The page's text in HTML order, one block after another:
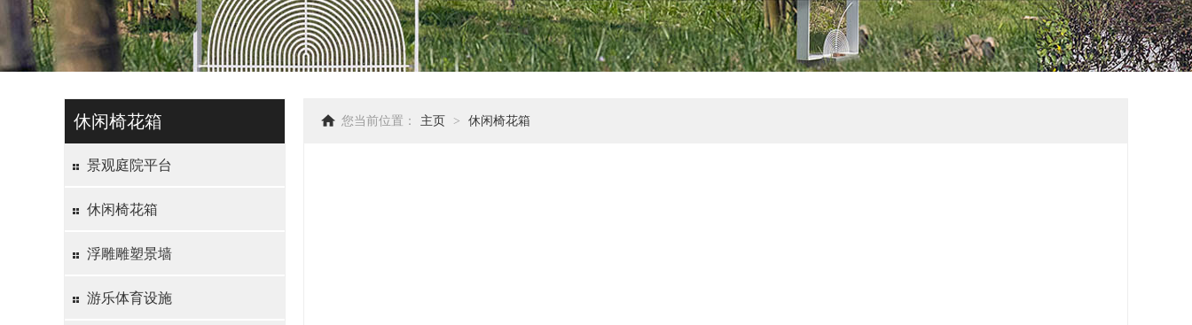
休闲椅花箱
景观庭院平台
休闲椅花箱
浮雕雕塑景墙
游乐体育设施
您当前位置： 主页 > 休闲椅花箱